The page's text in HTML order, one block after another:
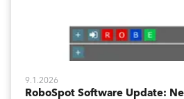
9.1.2026
RoboSpot Software Update: